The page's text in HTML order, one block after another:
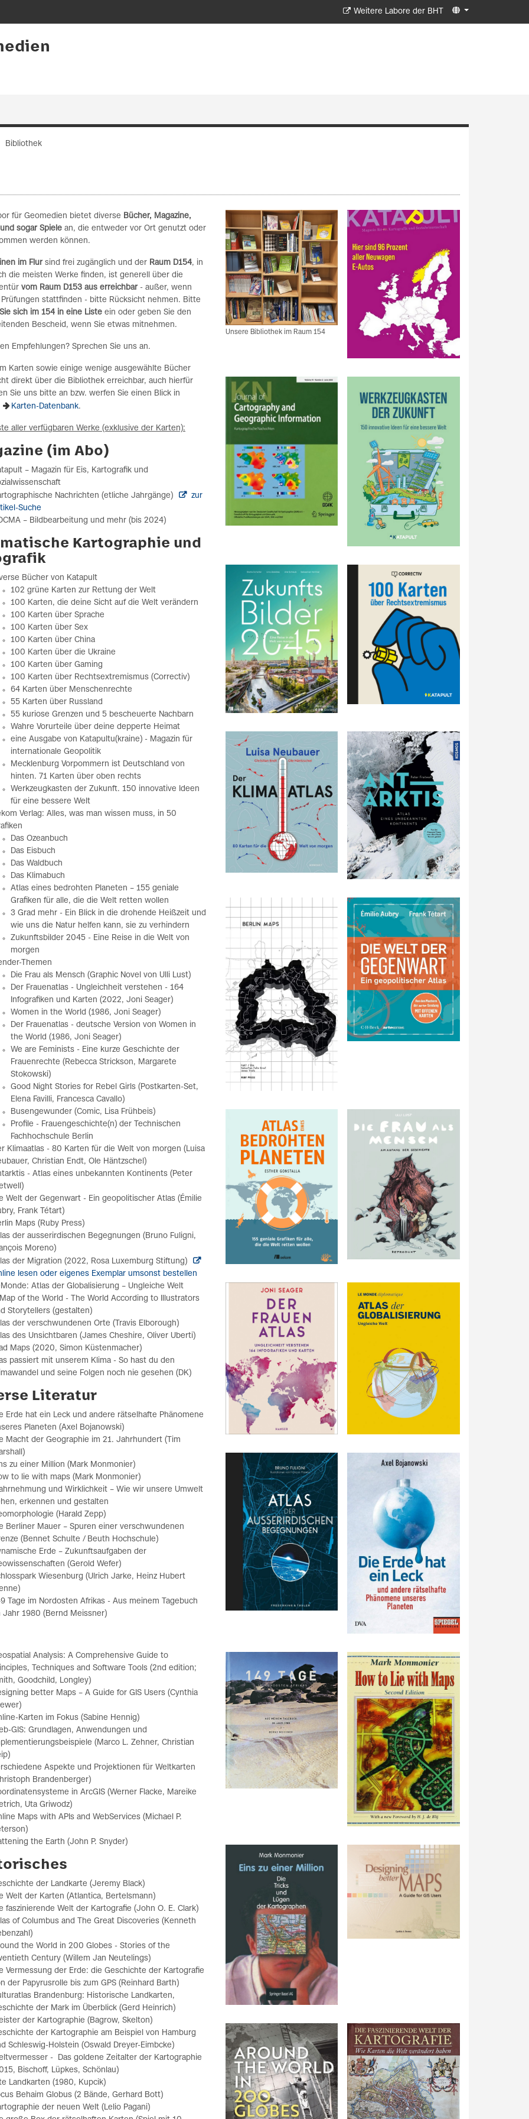
Weitere Labore der BHT
Bibliothek
für Geomedien bietet diverse Bücher, Magazine,
sogar Spiele an, die entweder vor Ort genutzt oder
werden können.
im Flur sind frei zugänglich und der Raum D154, in
die meisten Werke finden, ist generell über die
vom Raum D153 aus erreichbar - außer, wenn
Prüfungen stattfinden - bitte Rücksicht nehmen. Bitte
sich im 154 in eine Liste ein oder geben Sie den
Bescheid, wenn Sie etwas mitnehmen.
Empfehlungen? Sprechen Sie uns an.
Karten sowie einige wenige ausgewählte Bücher
direkt über die Bibliothek erreichbar, auch hierfür
Sie uns bitte an bzw. werfen Sie einen Blick in
Karten-Datenbank.
aller verfügbaren Werke (exklusive der Karten):
(im Abo)
– Magazin für Eis, Kartografik und
Nachrichten (etliche Jahrgänge)
zur
Suche
– Bildbearbeitung und mehr (bis 2024)
Kartographie und
Bücher von Katapult
102 grüne Karten zur Rettung der Welt
100 Karten, die deine Sicht auf die Welt verändern
100 Karten über Sprache
100 Karten über Sex
100 Karten über China
100 Karten über die Ukraine
100 Karten über Gaming
100 Karten über Rechtsextremismus (Correctiv)
64 Karten über Menschenrechte
55 Karten über Russland
55 kuriose Grenzen und 5 bescheuerte Nachbarn
Wahre Vorurteile über deine depperte Heimat
eine Ausgabe von Katapultu(kraine) - Magazin für
internationale Geopolitik
Mecklenburg Vorpommern ist Deutschland von
hinten. 71 Karten über oben rechts
Werkzeugkasten der Zukunft. 150 innovative Ideen
für eine bessere Welt
Verlag: Alles, was man wissen muss, in 50
Das Ozeanbuch
Das Eisbuch
Das Waldbuch
Das Klimabuch
Atlas eines bedrohten Planeten – 155 geniale
Grafiken für alle, die die Welt retten wollen
3 Grad mehr - Ein Blick in die drohende Heißzeit und
wie uns die Natur helfen kann, sie zu verhindern
Zukunftsbilder 2045 - Eine Reise in die Welt von
morgen
Themen
Die Frau als Mensch (Graphic Novel von Ulli Lust)
Der Frauenatlas - Ungleichheit verstehen - 164
Infografiken und Karten (2022, Joni Seager)
Women in the World (1986, Joni Seager)
Der Frauenatlas - deutsche Version von Women in
the World (1986, Joni Seager)
We are Feminists - Eine kurze Geschichte der
Frauenrechte (Rebecca Strickson, Margarete
Stokowski)
Good Night Stories for Rebel Girls (Postkarten-Set,
Elena Favilli, Francesca Cavallo)
Busengewunder (Comic, Lisa Frühbeis)
Profile - Frauengeschichte(n) der Technischen
Fachhochschule Berlin
Klimaatlas - 80 Karten für die Welt von morgen (Luisa
Christian Endt, Ole Häntzschel)
- Atlas eines unbekannten Kontinents (Peter
Welt der Gegenwart - Ein geopolitischer Atlas (Émilie
Frank Tétart)
Maps (Ruby Press)
der ausserirdischen Begegnungen (Bruno Fuligni,
Moreno)
der Migration (2022, Rosa Luxemburg Stiftung)
lesen oder eigenes Exemplar umsonst bestellen
Atlas der Globalisierung – Ungleiche Welt
of the World - The World According to Illustrators
Storytellers (gestalten)
der verschwundenen Orte (Travis Elborough)
des Unsichtbaren (James Cheshire, Oliver Uberti)
Maps (2020, Simon Küstenmacher)
passiert mit unserem Klima - So hast du den
und seine Folgen noch nie gesehen (DK)
Literatur
Erde hat ein Leck und andere rätselhafte Phänomene
Planeten (Axel Bojanowski)
Macht der Geographie im 21. Jahrhundert (Tim
zu einer Million (Mark Monmonier)
to lie with maps (Mark Monmonier)
und Wirklichkeit – Wie wir unsere Umwelt
erkennen und gestalten
(Harald Zepp)
Berliner Mauer – Spuren einer verschwundenen
(Bennet Schulte / Beuth Hochschule)
Erde – Zukunftsaufgaben der
(Gerold Wefer)
Wiesenburg (Ulrich Jarke, Heinz Hubert
Tage im Nordosten Afrikas - Aus meinem Tagebuch
Jahr 1980 (Bernd Meissner)
Analysis: A Comprehensive Guide to
Techniques and Software Tools (2nd edition;
Goodchild, Longley)
better Maps – A Guide for GIS Users (Cynthia
Karten im Fokus (Sabine Hennig)
GIS: Grundlagen, Anwendungen und
(Marco L. Zehner, Christian
Aspekte und Projektionen für Weltkarten
Brandenberger)
in ArcGIS (Werner Flacke, Mareike
Uta Griwodz)
Maps with APIs and WebServices (Michael P.
the Earth (John P. Snyder)
der Landkarte (Jeremy Black)
Welt der Karten (Atlantica, Bertelsmann)
faszinierende Welt der Kartografie (John O. E. Clark)
of Columbus and The Great Discoveries (Kenneth
the World in 200 Globes - Stories of the
Century (Willem Jan Neutelings)
Vermessung der Erde: die Geschichte der Kartografie
der Papyrusrolle bis zum GPS (Reinhard Barth)
Brandenburg: Historische Landkarten,
der Mark im Überblick (Gerd Heinrich)
der Kartographie (Bagrow, Skelton)
der Kartographie am Beispiel von Hamburg
Schleswig-Holstein (Oswald Dreyer-Eimbcke)
- Das goldene Zeitalter der Kartographie
Bischoff, Lüpkes, Schönlau)
Landkarten (1980, Kupcik)
Behaim Globus (2 Bände, Gerhard Bott)
der neuen Welt (Lelio Pagani)
Unsere Bibliothek im Raum 154